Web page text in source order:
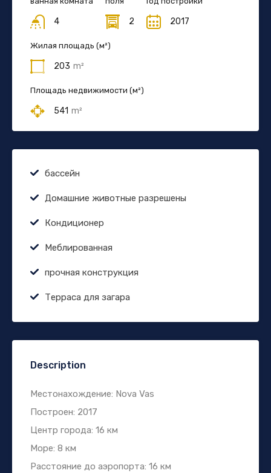
4 2 2017
Жилая площадь (м²)
203 m²
Площадь недвижимости (м²)
541 m²
бассейн
Домашние животные разрешены
Кондиционер
Меблированная
прочная конструкция
Терраса для загара
Description
Местонахождение: Nova Vas
Построен: 2017
Центр города: 16 км
Море: 8 км
Расстояние до аэропорта: 16 км